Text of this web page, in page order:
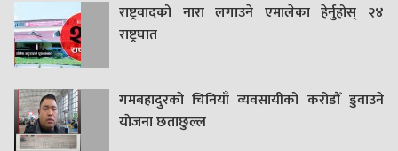
राष्ट्रवादको नारा लगाउने एमालेका हेर्नुहोस् २४
राष्ट्रघात
गमबहादुरकाे चिनियाँ व्यवसायीको करोडौँ डुवाउने
याेजना छताछुल्ल